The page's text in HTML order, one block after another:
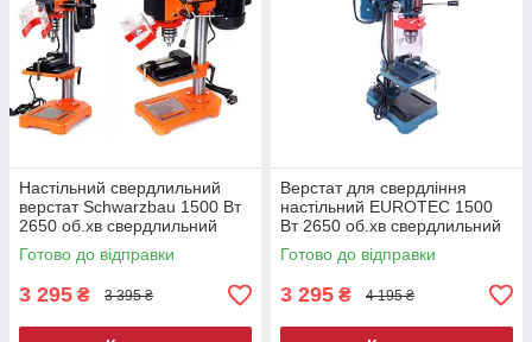
Настільний свердлильний
верстат Schwarzbau 1500 Вт
2650 об.хв свердлильний
верстат по дереву
Готово до відправки
3 295 ₴ 3 395 ₴
Верстат для свердління
настільний EUROTEC 1500
Вт 2650 об.хв свердлильний
верстат для гаража
Готово до відправки
3 295 ₴ 4 195 ₴